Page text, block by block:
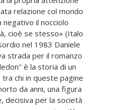
relazione col mondo
il nocciolo
cioè se stesso» (Italo
nel 1983 Daniele
strada per il romanzo
è la storia di un
chi in queste pagine
da anni, una figura
decisiva per la società